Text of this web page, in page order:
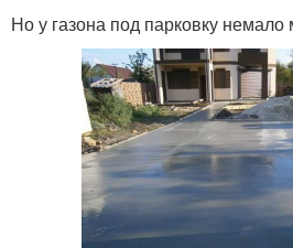
Но у газона под парковку немало